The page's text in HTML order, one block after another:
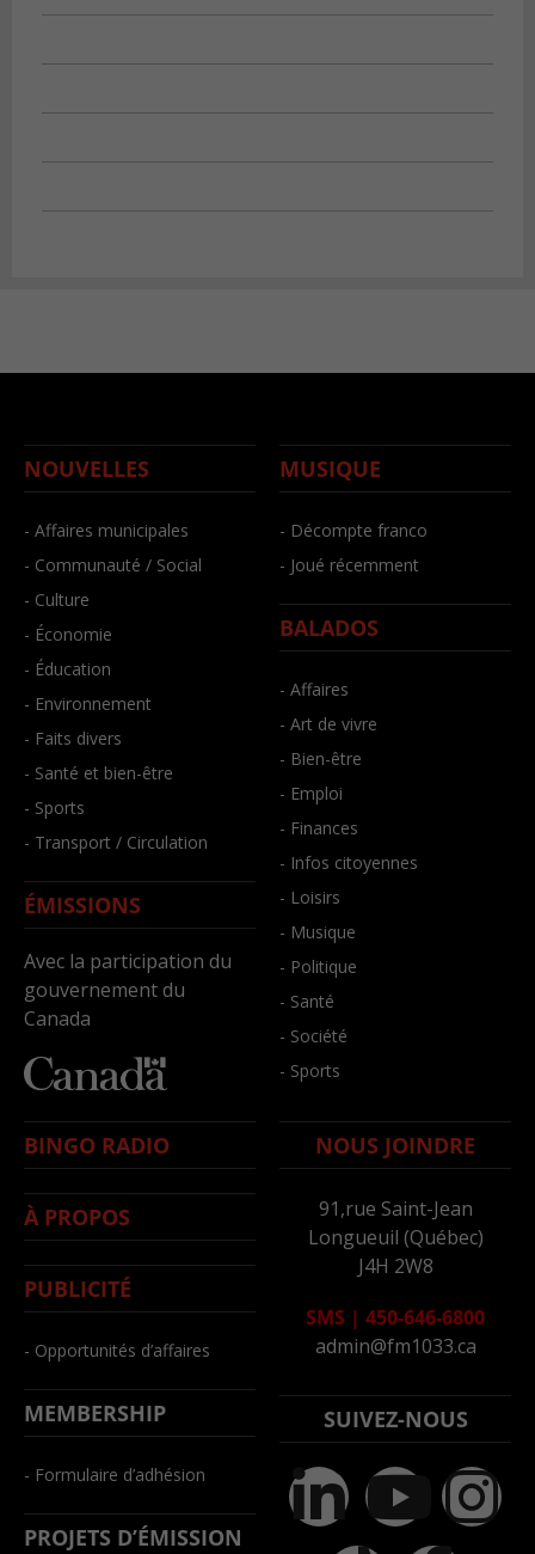
NOUVELLES
- Affaires municipales
- Communauté / Social
- Culture
- Économie
- Éducation
- Environnement
- Faits divers
- Santé et bien-être
- Sports
- Transport / Circulation
ÉMISSIONS
Avec la participation du
gouvernement du
Canada
MUSIQUE
- Décompte franco
- Joué récemment
BALADOS
- Affaires
- Art de vivre
- Bien-être
- Emploi
- Finances
- Infos citoyennes
- Loisirs
- Musique
- Politique
- Santé
- Société
- Sports
BINGO RADIO
À PROPOS
PUBLICITÉ
- Opportunités d’affaires
MEMBERSHIP
- Formulaire d’adhésion
PROJETS D’ÉMISSION
NOUS JOINDRE
91,rue Saint-Jean
Longueuil (Québec)
J4H 2W8
SMS | 450-646-6800
admin@fm1033.ca
SUIVEZ-NOUS